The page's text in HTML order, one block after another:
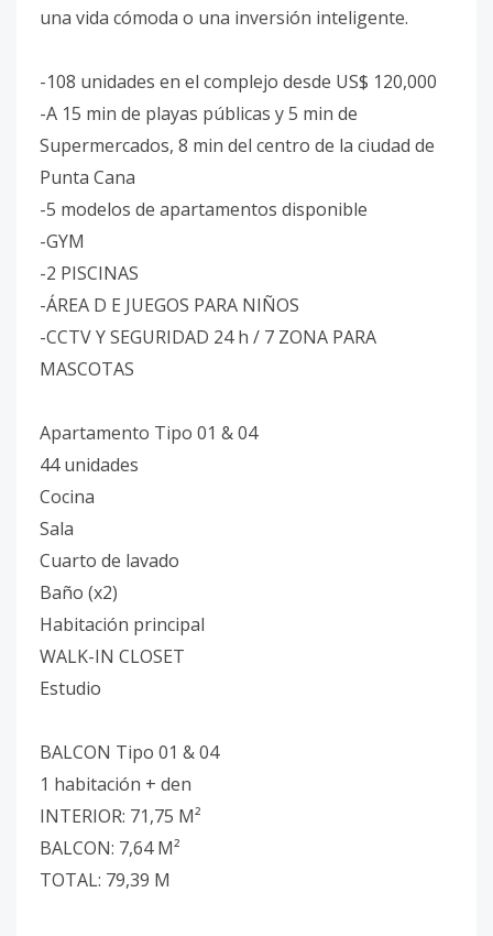
una vida cómoda o una inversión inteligente.
-108 unidades en el complejo desde US$ 120,000
-A 15 min de playas públicas y 5 min de
Supermercados, 8 min del centro de la ciudad de
Punta Cana
-5 modelos de apartamentos disponible
-GYM
-2 PISCINAS
-ÁREA D E JUEGOS PARA NIÑOS
-CCTV Y SEGURIDAD 24 h / 7 ZONA PARA
MASCOTAS
Apartamento Tipo 01 & 04
44 unidades
Cocina
Sala
Cuarto de lavado
Baño (x2)
Habitación principal
WALK-IN CLOSET
Estudio
BALCON Tipo 01 & 04
1 habitación + den
INTERIOR: 71,75 M²
BALCON: 7,64 M²
TOTAL: 79,39 M